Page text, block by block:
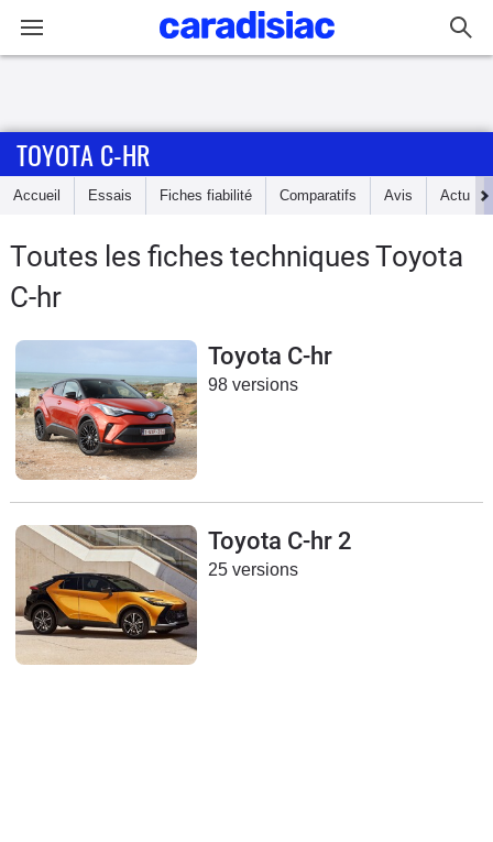
Accueil
Essais
d'achat
Electriques
Utilitaires
Flottes
Auto
Services
Forum
TOYOTA C-HR
Accueil Essais Fiches fiabilité Comparatifs Avis Actu
Toutes les fiches techniques Toyota
C-hr
Toyota C-hr
98 versions
Toyota C-hr 2
25 versions